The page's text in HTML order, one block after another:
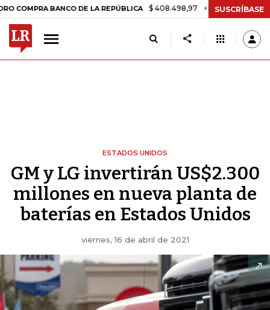
BANCO DE LA REPÚBLICA $ 408.498,97 +$ 8.753,81 +2,19%
SUSCRÍBASE
ESTADOS UNIDOS
GM y LG invertirán US$2.300
millones en nueva planta de
baterías en Estados Unidos
viernes, 16 de abril de 2021